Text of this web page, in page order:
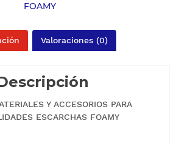
FOAMY
Valoraciones (0)
Y ACCESORIOS PARA
ESCARCHAS FOAMY